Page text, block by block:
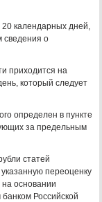
20 календарных дней,
сведения о
приходится на
который следует
определен в пункте
за предельным
статей
переоценку
основании
Российской